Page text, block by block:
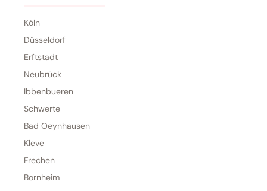
Köln
Düsseldorf
Erftstadt
Neubrück
Ibbenbueren
Schwerte
Bad Oeynhausen
Kleve
Frechen
Bornheim